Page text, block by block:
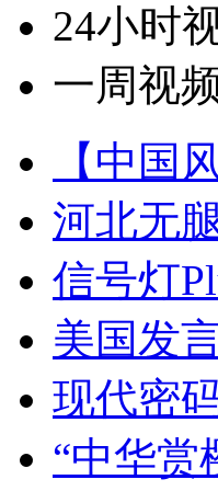
24小时
一周视
【中国
河北无
信号灯
美国发
现代密
“中华赏